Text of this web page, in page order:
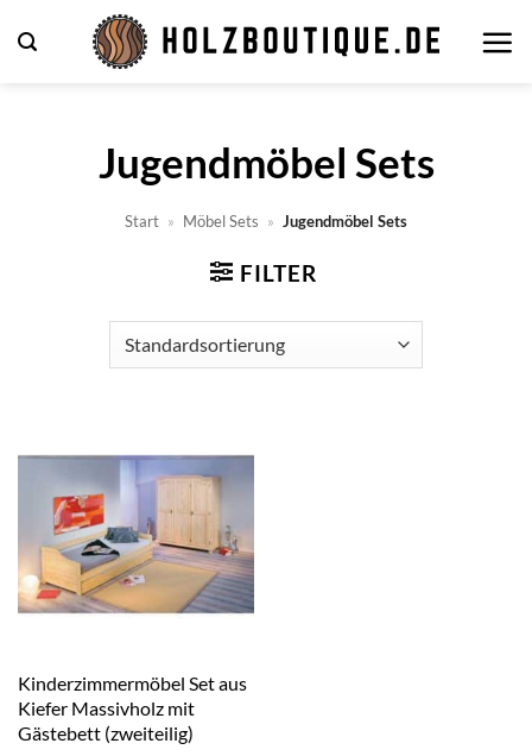
Inhalt
Jugendmöbel Sets
Start » Möbel Sets » Jugendmöbel Sets
FILTER
Kinderzimmermöbel Set aus
Kiefer Massivholz mit
Gästebett (zweiteilig)